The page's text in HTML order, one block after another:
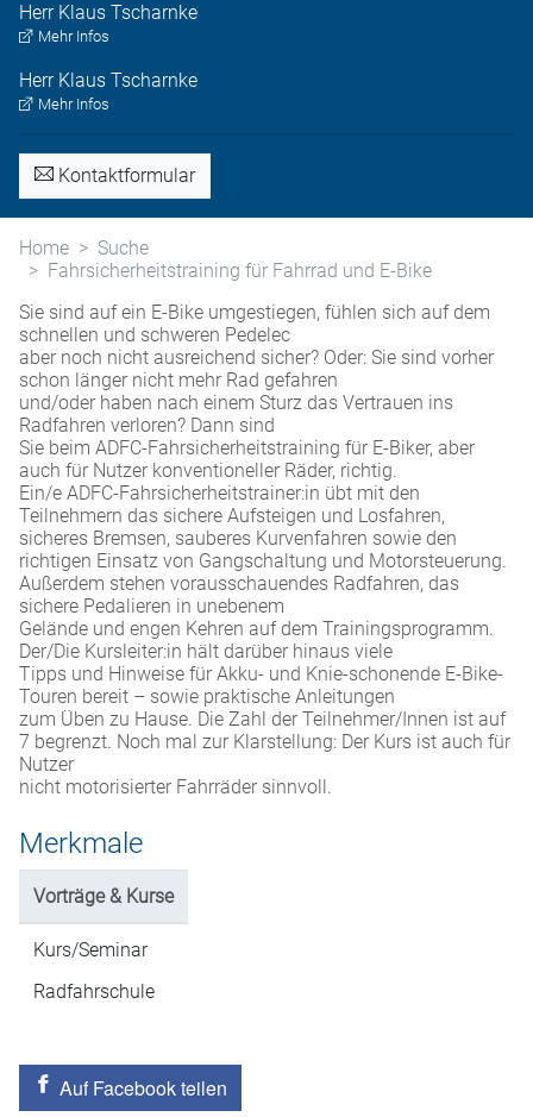
Herr Klaus Tscharnke
Mehr Infos
Herr Klaus Tscharnke
Mehr Infos
Kontaktformular
Home
Suche
Fahrsicherheitstraining für Fahrrad und E-Bike
Sie sind auf ein E-Bike umgestiegen, fühlen sich auf dem
schnellen und schweren Pedelec
aber noch nicht ausreichend sicher? Oder: Sie sind vorher
schon länger nicht mehr Rad gefahren
und/oder haben nach einem Sturz das Vertrauen ins
Radfahren verloren? Dann sind
Sie beim ADFC-Fahrsicherheitstraining für E-Biker, aber
auch für Nutzer konventioneller Räder, richtig.
Ein/e ADFC-Fahrsicherheitstrainer:in übt mit den
Teilnehmern das sichere Aufsteigen und Losfahren,
sicheres Bremsen, sauberes Kurvenfahren sowie den
richtigen Einsatz von Gangschaltung und Motorsteuerung.
Außerdem stehen vorausschauendes Radfahren, das
sichere Pedalieren in unebenem
Gelände und engen Kehren auf dem Trainingsprogramm.
Der/Die Kursleiter:in hält darüber hinaus viele
Tipps und Hinweise für Akku- und Knie-schonende E-Bike-
Touren bereit – sowie praktische Anleitungen
zum Üben zu Hause. Die Zahl der Teilnehmer/Innen ist auf
7 begrenzt. Noch mal zur Klarstellung: Der Kurs ist auch für
Nutzer
nicht motorisierter Fahrräder sinnvoll.
Merkmale
Vorträge & Kurse
Kurs/Seminar
Radfahrschule
Auf Facebook teilen